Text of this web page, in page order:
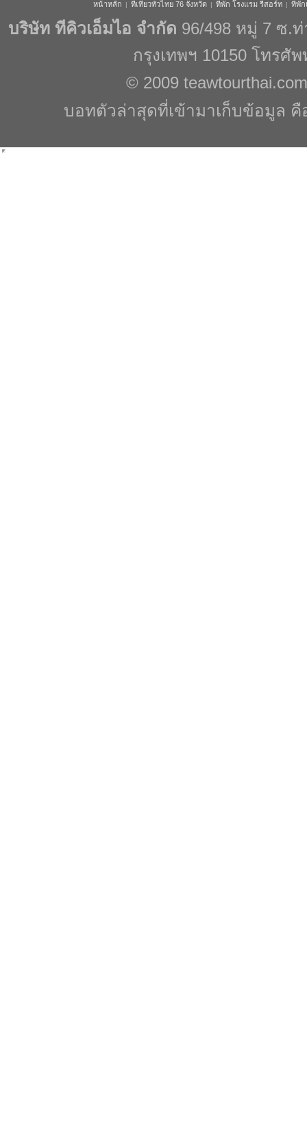
หน้าหลัก | ที่เที่ยวทั่วไทย 76 จังหวัด | ที่พัก โรงแรม รีสอร์ท | ที่พัก
บริษัท ทีคิวเอ็มไอ จำกัด 96/498 หมู่ 7 ซ.
กรุงเทพฯ 10150 โทรศั
© 2009 teawtourthai.com
บอทตัวล่าสุดที่เข้ามาเก็บข้อมูล คื